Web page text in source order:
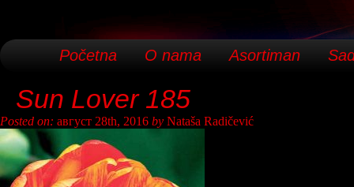
Početna O nama Asortiman
Sun Lover 185
Posted on: август 28th, 2016 by Nataša Radičević